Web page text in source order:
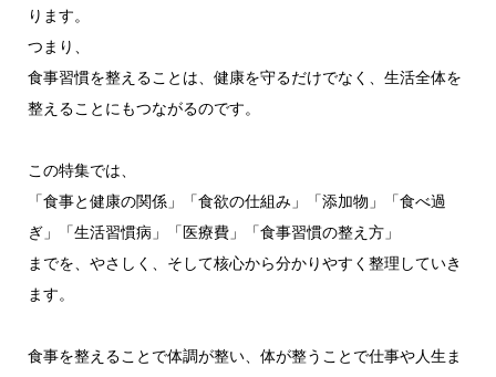
ります。
つまり、
食事習慣を整えることは、健康を守るだけでなく、生活全体を
整えることにもつながるのです。
この特集では、
「食事と健康の関係」「食欲の仕組み」「添加物」「食べ過
ぎ」「生活習慣病」「医療費」「食事習慣の整え方」
までを、やさしく、そして核心から分かりやすく整理していき
ます。
食事を整えることで体調が整い、体が整うことで仕事や人生ま